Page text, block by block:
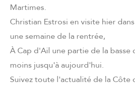
Martimes.
Christian Estrosi en visite hier
une semaine de la rentrée,
À Cap d'Ail une partie de la basse
moins jusqu'à aujourd'hui.
Suivez toute l'actualité de la Côte